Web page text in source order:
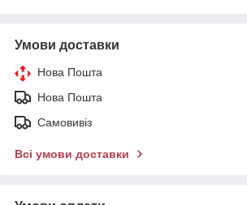
Умови доставки
Нова Пошта
Нова Пошта
Самовивіз
Всі умови доставки